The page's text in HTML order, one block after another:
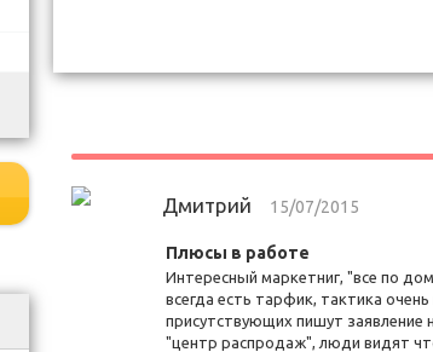
Дмитрий 15/07/2015
Плюсы в работе
Интересный маркетниг, "все по
всегда есть тарфик, тактика
присутствующих пишут заявление
"центр распродаж", люди видят